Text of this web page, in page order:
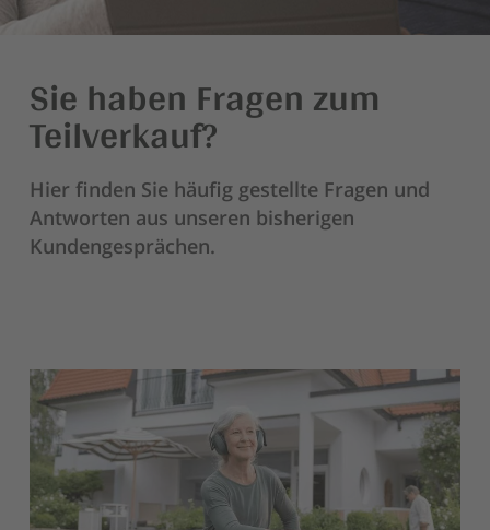
n
n
Sie haben Fragen zum
Teilverkauf?
Hier finden Sie häufig gestellte Fragen und
Antworten aus unseren bisherigen
Kundengesprächen.